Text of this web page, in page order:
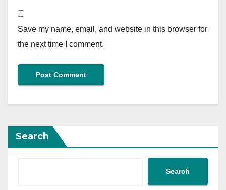
Save my name, email, and website in this browser for
the next time I comment.
Search
Search